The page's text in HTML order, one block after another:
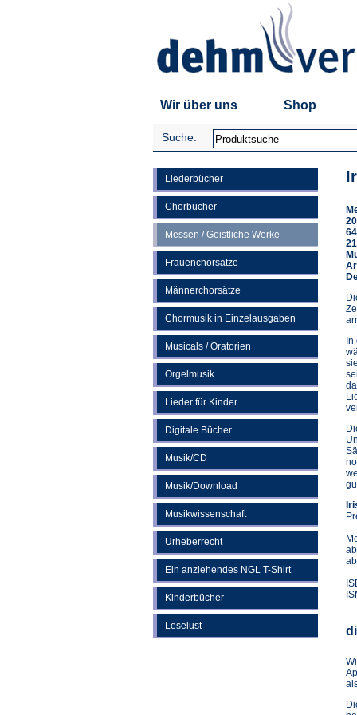
Wir über uns Shop
Suche:
Liederbücher
Chorbücher
Messen / Geistliche Werke
Frauenchorsätze
Männerchorsätze
Chormusik in Einzelausgaben
Musicals / Oratorien
Orgelmusik
Lieder für Kinder
Digitale Bücher
Musik/CD
Musik/Download
Musikwissenschaft
Urheberrecht
Ein anziehendes NGL T-Shirt
Kinderbücher
Leselust